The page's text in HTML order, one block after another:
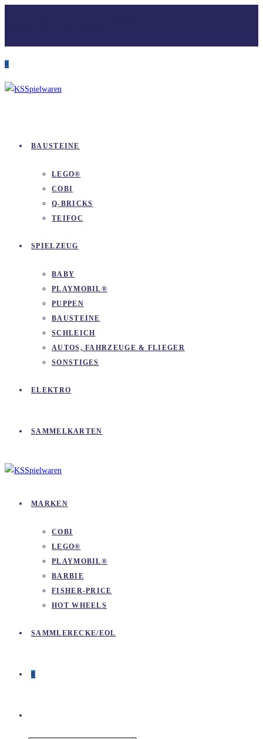
0
BAUSTEINE
LEGO®
COBI
Q-BRICKS
TEIFOC
SPIELZEUG
BABY
PLAYMOBIL®
PUPPEN
BAUSTEINE
SCHLEICH
AUTOS, FAHRZEUGE & FLIEGER
SONSTIGES
ELEKTRO
SAMMELKARTEN
MARKEN
COBI
LEGO®
PLAYMOBIL®
BARBIE
FISHER-PRICE
HOT WHEELS
SAMMLERECKE/EOL
0